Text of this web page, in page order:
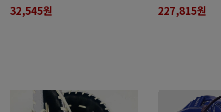
32,545원 227,815원